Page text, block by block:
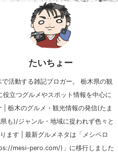
たいちょー
で活動する雑記ブロガー。 栃木県の観
役立つグルメやスポット情報を中心に
| 栃木のグルメ・観光情報の発信(たま
も)/ジャンル・地域に捉われず色々と
ます | 最新グルメネタは「メシペロ
mesi-pero.com/)」に移行しました